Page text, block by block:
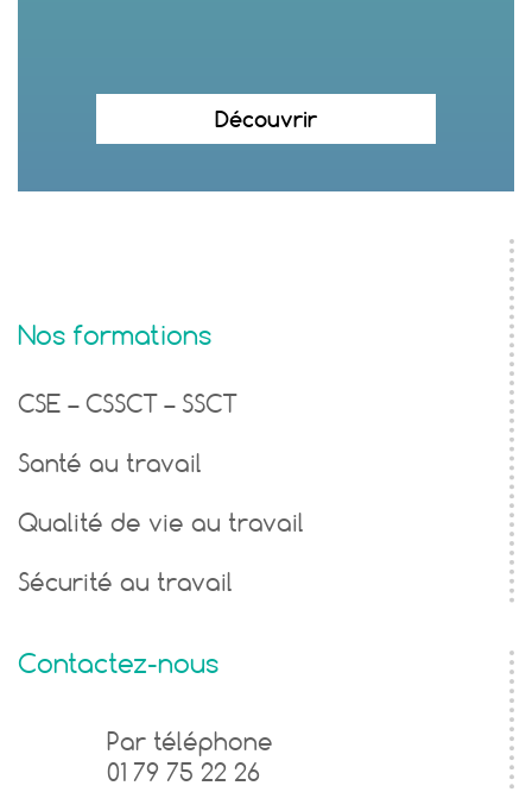
Découvrir
Nos formations
CSE – CSSCT – SSCT
Santé au travail
Qualité de vie au travail
Sécurité au travail
Contactez-nous
FormulairePar téléphone
01 79 75 22 26